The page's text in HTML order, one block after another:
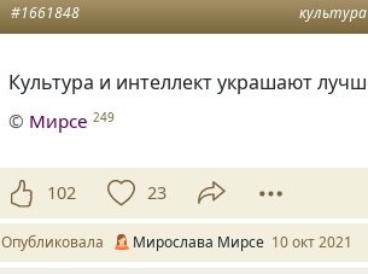
культура
#1661848
Культура и интеллект украшают
© Мирсе 249
102 23
Опубликовала Мирослава Мирсе 10 окт 2021